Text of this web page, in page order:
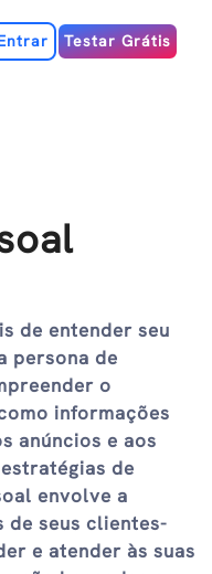
Testar Grátis
de entender seu
persona de
o
informações
anúncios e aos
de
envolve a
seus clientes-
e atender às suas